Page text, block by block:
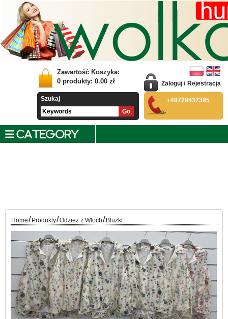
Zawartość Koszyka:
0 produkty: 0.00 zł
Szukaj
Zaloguj / Rejestracja
+48729437385
CATEGORY
Home/ Produkty/Odzież z Włoch/ Bluzki